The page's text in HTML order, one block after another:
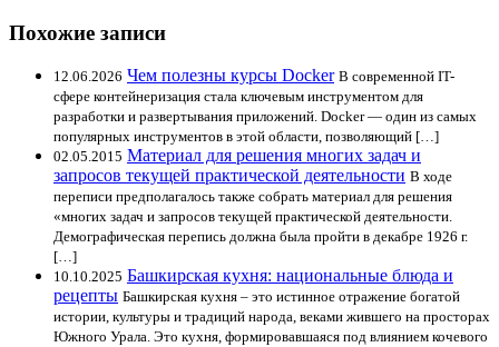
Похожие записи
12.06.2026 Чем полезны курсы Docker В современной IT-
сфере контейнеризация стала ключевым инструментом для
разработки и развертывания приложений. Docker — один из самых
популярных инструментов в этой области, позволяющий […]
02.05.2015 Материал для решения многих задач и
запросов текущей практической деятельности В ходе
переписи предполагалось также собрать материал для решения
«многих задач и запросов текущей практической деятельности.
Демографическая перепись должна была пройти в декабре 1926 г.
[…]
10.10.2025 Башкирская кухня: национальные блюда и
рецепты Башкирская кухня – это истинное отражение богатой
истории, культуры и традиций народа, веками жившего на просторах
Южного Урала. Это кухня, формировавшаяся под влиянием кочевого